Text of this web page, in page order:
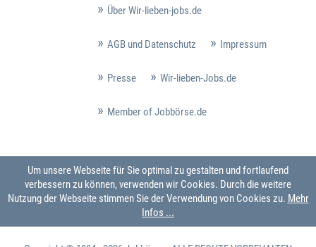
Über Wir-lieben-jobs.de
AGB und Datenschutz Impressum
Presse Wir-lieben-Jobs.de
Member of Jobbörse.de
Um unsere Webseite für Sie optimal zu gestalten und fortlaufend
verbessern zu können, verwenden wir Cookies. Durch die weitere
Nutzung der Webseite stimmen Sie der Verwendung von Cookies zu. Mehr
Infos ...